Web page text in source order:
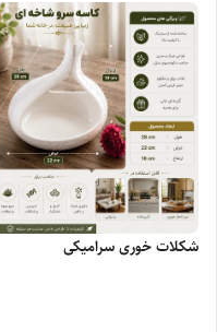
شکلات خوری سرامیکی